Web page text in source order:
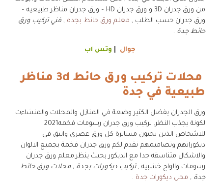
من ورق جدران 3D و ورق جدران HD – ورق جدران مناظر طبيعيه –
ورق جدران حسب الطلب , معلم ورق حائط بجدة , فني تركيب ورق
حائط جدة .
جوال وتس اب
محلات تركيب ورق حائط 3d مناظر
طبيعية في جدة
ورق الجدران يفضل الكثير وضعة في المنازل والمحلات والمنشاءت
لكونة يجذب النظر. تركيب ورق جدران رسومات فخمه2021
للاشخاص الذين يحبون مسايرة كل ورق عصري وانيق في
ديكوراتهم وتصاميمهم نقدم لكم ورق جدران فخمة بجميع الالوان
والاشكال متناسقه جدا مع الديكور بحيث ينظر.معلم ورق جدران
رسومات والواح خشبيه , تركيب ديكورات بجدة , محلات ورق حائط
جدة , محل ديكورات جدة .